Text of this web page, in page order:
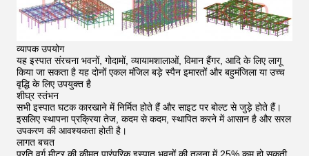
व्यापक उपयोग
यह इस्पात संरचना भवनों, गोदामों, व्यायामशालाओं, विमान हैंगर, आदि के लिए लागू
किया जा सकता है यह दोनों एकल मंजिल बड़े स्पैन इमारतों और बहुमंजिला या उच्च
वृद्धि के लिए उपयुक्त है
शीघ्र स्तंभन
सभी इस्पात घटक कारखाने में निर्मित होते हैं और साइट पर बोल्ट से जुड़े होते हैं।
इसलिए स्थापना प्रक्रिया तेज, कदम से कदम, स्थापित करने में आसान है और सरल
उपकरण की आवश्यकता होती है।
लागत बचत